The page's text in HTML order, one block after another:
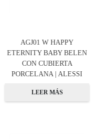
AGJ01 W HAPPY
ETERNITY BABY BELEN
CON CUBIERTA
PORCELANA | ALESSI
LEER MÁS